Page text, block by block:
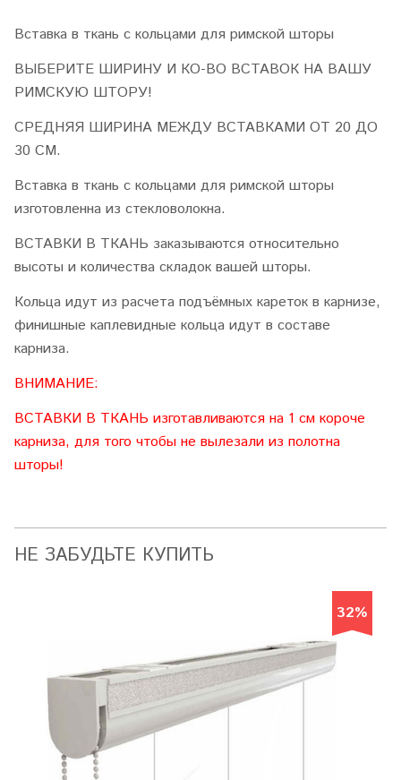
Вставка в ткань с кольцами для римской шторы
ВЫБЕРИТЕ ШИРИНУ И КО-ВО ВСТАВОК НА ВАШУ
РИМСКУЮ ШТОРУ!
СРЕДНЯЯ ШИРИНА МЕЖДУ ВСТАВКАМИ ОТ 20 ДО
30 СМ.
Вставка в ткань с кольцами для римской шторы
изготовленна из стекловолокна.
ВСТАВКИ В ТКАНЬ заказываются относительно
высоты и количества складок вашей шторы.
Кольца идут из расчета подъёмных кареток в карнизе,
финишные каплевидные кольца идут в составе
карниза.
ВНИМАНИЕ:
ВСТАВКИ В ТКАНЬ изготавливаются на 1 см короче
карниза, для того чтобы не вылезали из полотна
шторы!
НЕ ЗАБУДЬТЕ КУПИТЬ
32%